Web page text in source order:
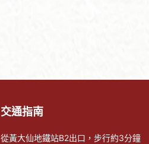
交通指南
從黃大仙地鐵站B2出口，步行約3分鐘